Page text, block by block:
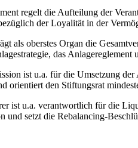
regelt die Aufteilung der
der Loyalität in der
als oberstes Organ die
das
ist u.a. für die Umsetzung
orientiert den Stiftungsrat
ist u.a. verantwortlich für die
und setzt die Rebalancing-